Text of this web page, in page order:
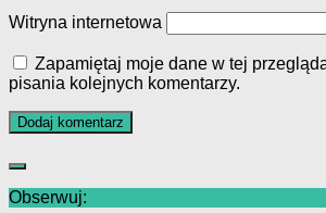
Witryna internetowa
Zapamiętaj moje dane w tej
pisania kolejnych komentarzy.
Obserwuj: